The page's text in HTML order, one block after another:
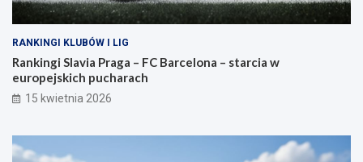
RANKINGI KLUBÓW I LIG
Rankingi Slavia Praga – FC Barcelona – starcia w
europejskich pucharach
15 kwietnia 2026